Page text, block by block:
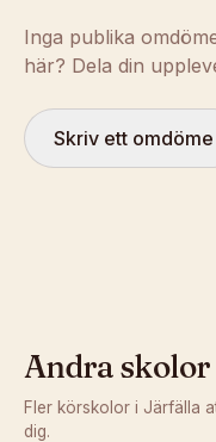
Inga publika
här? Dela din
Skriv ett omdöme
Andra
Fler körskolor i Järfälla
dig.